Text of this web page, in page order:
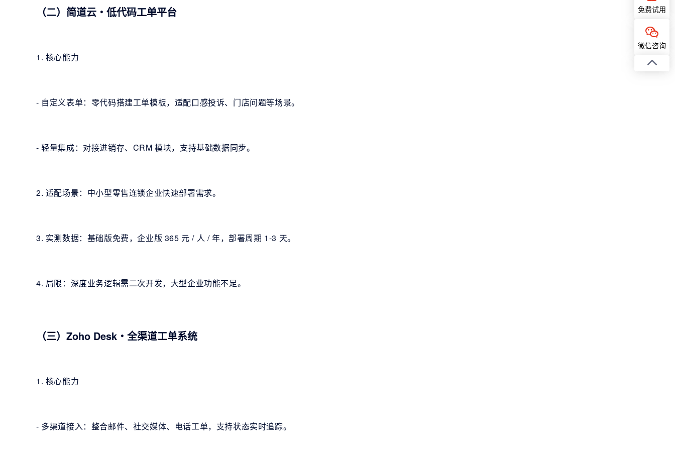
（二）简道云・低代码工单平台
1. 核心能力
- 自定义表单：零代码搭建工单模板，适配口感投诉、门店问题等场景。
- 轻量集成：对接进销存、CRM 模块，支持基础数据同步。
2. 适配场景：中小型零售连锁企业快速部署需求。
3. 实测数据：基础版免费，企业版 365 元 / 人 / 年，部署周期 1-3 天。
4. 局限：深度业务逻辑需二次开发，大型企业功能不足。
（三）Zoho Desk・全渠道工单系统
1. 核心能力
- 多渠道接入：整合邮件、社交媒体、电话工单，支持状态实时追踪。
免费试用
微信咨询